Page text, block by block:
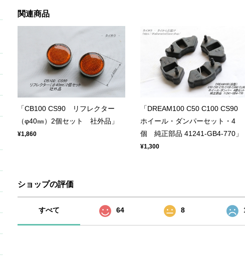
関連商品
「CB100 CS90 リフレクター
（φ40㎜）2個セット 社外品」
¥1,860
「DREAM100 C50 C100 CS90
ホイール・ダンパーセット・4
個 純正部品 41241-GB4-770」
¥1,300
ショップの評価
すべて 64 8